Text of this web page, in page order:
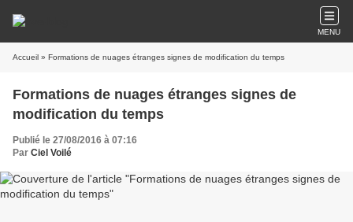
MENU
Accueil » Formations de nuages étranges signes de modification du temps
Formations de nuages étranges signes de
modification du temps
Publié le 27/08/2016 à 07:16
Par Ciel Voilé